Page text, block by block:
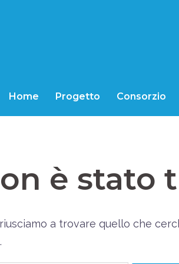
Home Progetto Consorzio
è stato
a trovare quello che